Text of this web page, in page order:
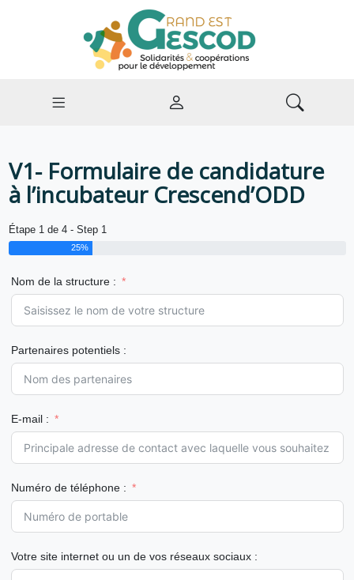
V1- Formulaire de candidature
à l’incubateur Crescend’ODD
Étape 1 de 4 - Step 1
25%
Nom de la structure :
Partenaires potentiels :
E-mail :
Numéro de téléphone :
Votre site internet ou un de vos réseaux sociaux :